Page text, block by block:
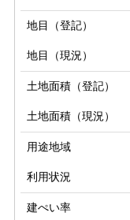
地目（登記）
地目（現況）
土地面積（登記）
土地面積（現況）
用途地域
利用状況
建ぺい率